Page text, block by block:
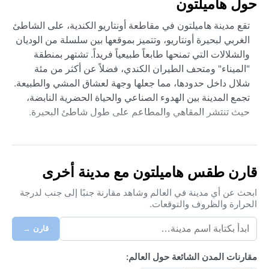
حول هاميلتون
تقع مدينة هاميلتون في مقاطعة أونتاريو الكندية، على الشاطئ
الغربي لبحيرة أونتاريو، وتتميز بموقعها بين سلسلة من الوديان
والشلالات التي تمنحها طابعاً طبيعياً فريداً. تشتهر بمنطقة
"الميناء" ومتحف الطيران الكندي، فضلاً عن أكثر من مئة
شلال داخل حدودها، مما جعلها وجهة لعشاق المشي والطبيعة.
تجمع المدينة بين الهدوء الصناعي والحياة الحضرية النابضة،
حيث تنتشر المقاهي والمطاعم على طول شاطئ البحيرة.
حسب تصنيف كوبن)، حيث تتجاوز الحرارة في يوليو
وأغسطس 30 درجة مئوية مع رطوبة مرتفعة تجعل الجو خانقاً
أحياناً. أما الشتاء فبارد ومثلج، حيث تنخفض الحرارة غالباً إلى
ما دون الصفر، وتتراكم الثلوج بمعدل 160 سنتيمتراً سنوياً،
يتأثر بعضها بتأثير البحيرة مما يزيد من تساقطها. الأمطار
موزعة طوال العام، لكنها تكثر في الربيع والخريف. لزيارة
هاميلتون، ينصح بحمل ملابس خفيفة وجيدة التهوية في
قارن طقس هاميلتون مع مدينة أخرى
ابحث عن أي مدينة في العالم وشاهد مقارنة جنبًا إلى جنب لدرجة
الحرارة والظروف والتوقعات.
قارن →
مقارنات المدن الشائعة حول العالم: